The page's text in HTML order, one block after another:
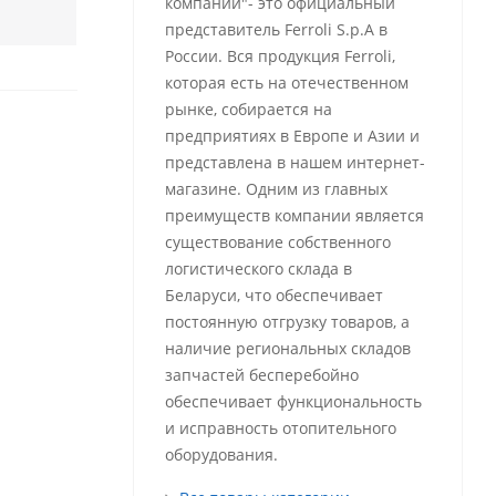
представитель Ferroli S.p.A в
России. Вся продукция Ferroli,
которая есть на отечественном
рынке, собирается на
предприятиях в Европе и Азии и
представлена в нашем интернет-
магазине. Одним из главных
преимуществ компании является
существование собственного
логистического склада в
Беларуси, что обеспечивает
постоянную отгрузку товаров, а
наличие региональных складов
запчастей бесперебойно
обеспечивает функциональность
и исправность отопительного
оборудования.